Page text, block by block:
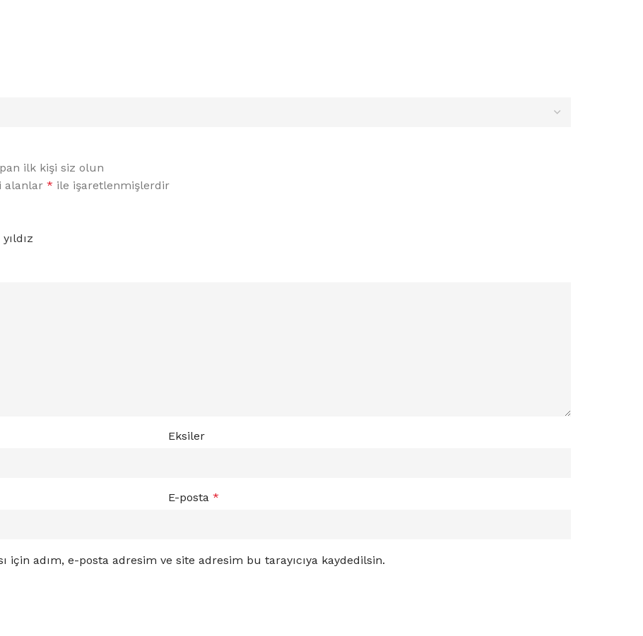
ilk kişi siz olun
alanlar * ile işaretlenmişlerdir
Eksiler
E-posta *
için adım, e-posta adresim ve site adresim bu tarayıcıya kaydedilsin.